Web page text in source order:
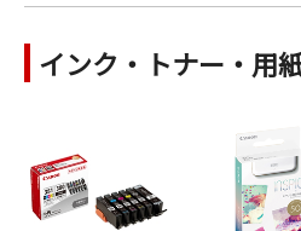
インク・トナー・用